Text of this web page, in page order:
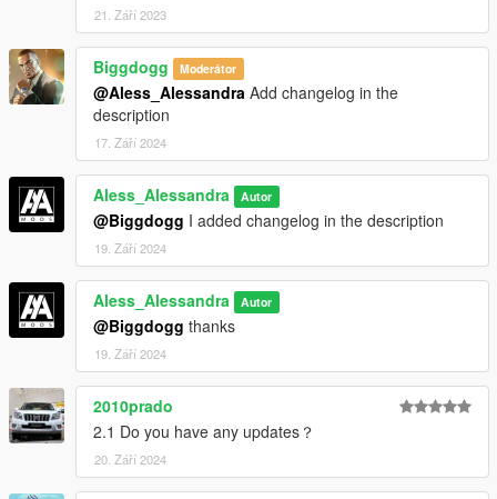
21. Září 2023
Biggdogg Moderátor
@Aless_Alessandra Add changelog in the
description
17. Září 2024
Aless_Alessandra Autor
@Biggdogg I added changelog in the description
19. Září 2024
Aless_Alessandra Autor
@Biggdogg thanks
19. Září 2024
2010prado
2.1 Do you have any updates？
20. Září 2024